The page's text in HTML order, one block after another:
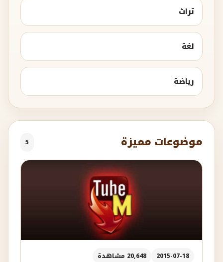
تراث
لغة
رياضة
موضوعات مميزة 5
2015-07-18 20,648 مشاهدة